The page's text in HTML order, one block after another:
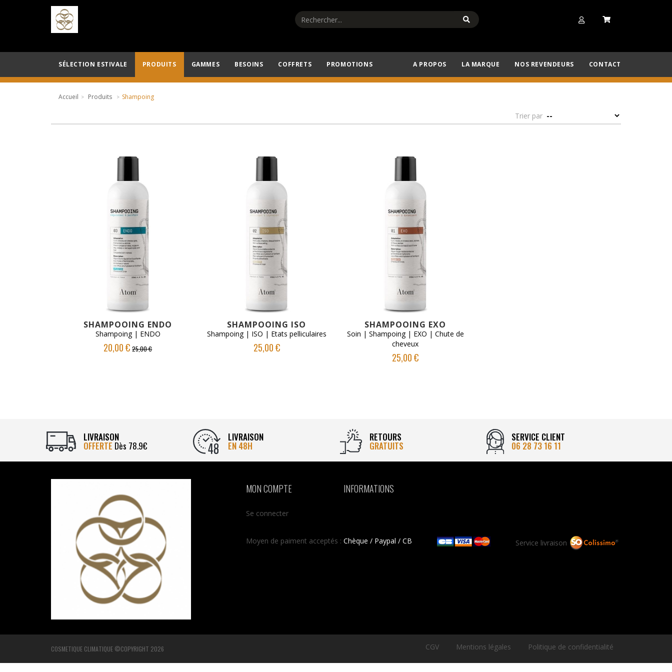
SÉLECTION ESTIVALE PRODUITS GAMMES BESOINS COFFRETS PROMOTIONS A PROPOS LA MARQUE NOS REVENDEURS CONTACT
Accueil Produits Shampoing
Trier par
AJOUTER AU PANIER
VOIR LE PRODUIT
SHAMPOOING ENDO
Shampoing | ENDO
20,00 €25,00 €
AJOUTER AU PANIER
VOIR LE PRODUIT
SHAMPOOING ISO
Shampoing | ISO | Etats pelliculaires
25,00 €
AJOUTER AU PANIER
VOIR LE PRODUIT
SHAMPOOING EXO
Soin | Shampoing | EXO | Chute de
cheveux
25,00 €
LIVRAISON
OFFERTE Dès 78.9€
LIVRAISON
EN 48H
RETOURS
GRATUITS
SERVICE CLIENT
06 28 73 16 11
MON COMPTE
Se connecter
INFORMATIONS
Moyen de paiment acceptés : Chèque / Paypal / CB Service livraison
COSMETIQUE CLIMATIQUE ©COPYRIGHT 2026 CGV Mentions légales Politique de confidentialité